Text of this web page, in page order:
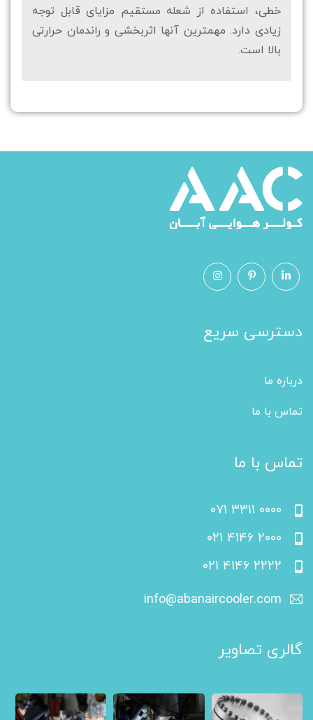
خطی، استفاده از شعله مستقیم مزایای قابل توجه
زیادی دارد. مهمترین آنها اثربخشی و راندمان حرارتی
بالا است.
دسترسی سریع
درباره ما
تماس با ما
تماس با ما
071 3311 0000
021 4146 2000
021 4146 2222
info@abanaircooler.com
گالری تصاویر